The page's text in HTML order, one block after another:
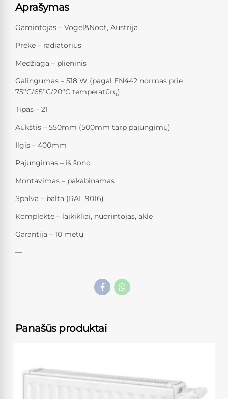
Aprašymas
Gamintojas – Vogel&Noot, Austrija
Prekė – radiatorius
Medžiaga – plieninis
Galingumas – 518 W (pagal EN442 normas prie
75ºC/65ºC/20ºC temperatūrų)
Tipas – 21
Aukštis – 550mm (500mm tarp pajungimų)
Ilgis – 400mm
Pajungimas – iš šono
Montavimas – pakabinamas
Spalva – balta (RAL 9016)
Komplekte – laikikliai, nuorintojas, aklė
Garantija – 10 metų
—
Panašūs produktai